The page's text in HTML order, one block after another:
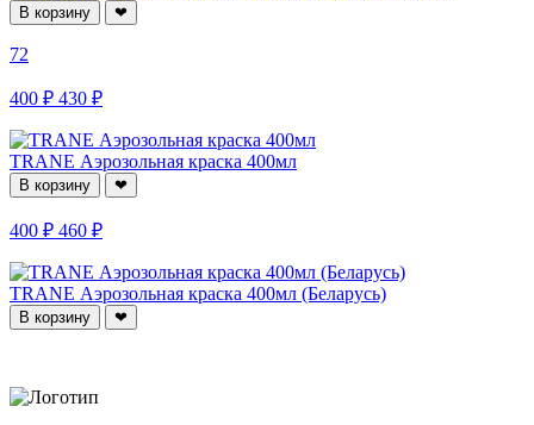
В корзину ❤
72
400 ₽ 430 ₽
TRANE Аэрозольная краска 400мл
В корзину ❤
400 ₽ 460 ₽
TRANE Аэрозольная краска 400мл (Беларусь)
В корзину ❤